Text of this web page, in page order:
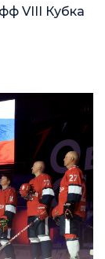
VIII Кубка